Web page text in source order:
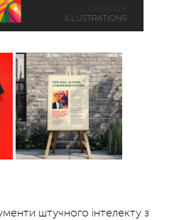
штучного інтелекту з